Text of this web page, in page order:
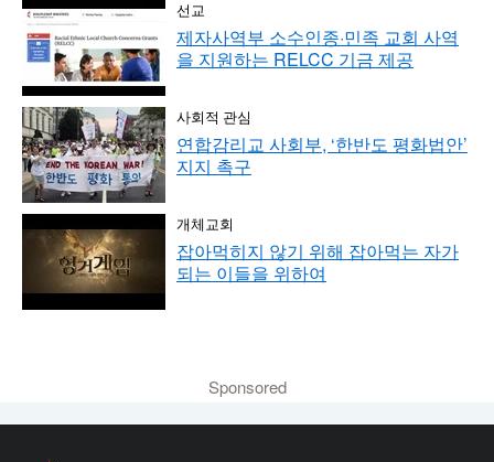
선교
제자사역부 소수인종·민족 교회 사역
을 지원하는 RELCC 기금 제공
사회적 관심
연합감리교 사회부, ‘한반도 평화법안’
지지 촉구
개체교회
잡아먹히지 않기 위해 잡아먹는 자가
되는 이들을 위하여
Sponsored